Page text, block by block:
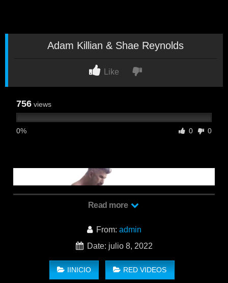
Adam Killian & Shae Reynolds
Like
756 views
0% 0 0
Read more
From: admin
Date: julio 8, 2022
IINICIO RED VIDEOS